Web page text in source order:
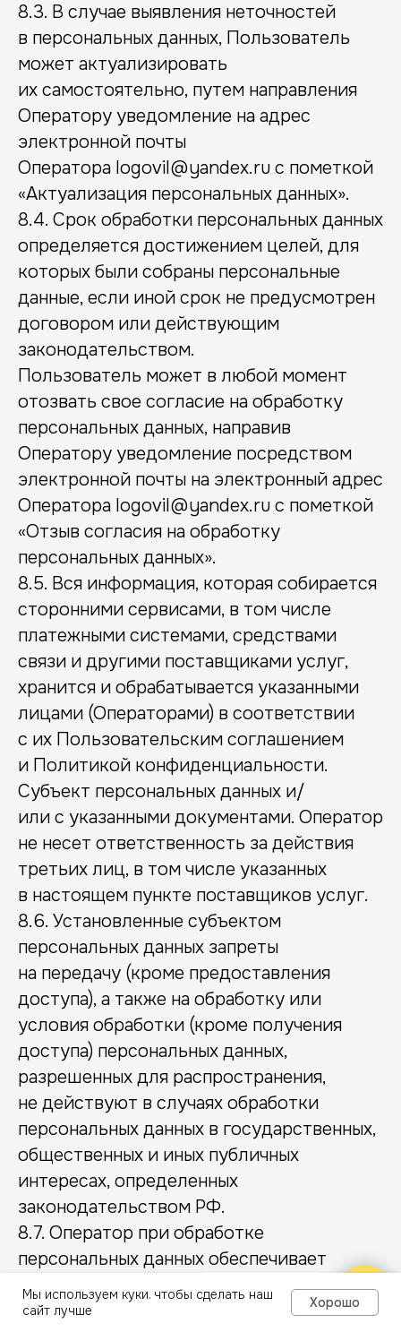
Мы используем куки. чтобы сделать наш
сайт лучше
Хорошо
Задайте вопрос
администратору
8.3. В случае выявления неточностей
в персональных данных, Пользователь
может актуализировать
их самостоятельно, путем направления
Оператору уведомление на адрес
электронной почты
Оператора logovil@yandex.ru с пометкой
«Актуализация персональных данных».
8.4. Срок обработки персональных данных
определяется достижением целей, для
которых были собраны персональные
данные, если иной срок не предусмотрен
договором или действующим
законодательством.
Пользователь может в любой момент
отозвать свое согласие на обработку
персональных данных, направив
Оператору уведомление посредством
электронной почты на электронный адрес
Оператора logovil@yandex.ru с пометкой
«Отзыв согласия на обработку
персональных данных».
8.5. Вся информация, которая собирается
сторонними сервисами, в том числе
платежными системами, средствами
связи и другими поставщиками услуг,
хранится и обрабатывается указанными
лицами (Операторами) в соответствии
с их Пользовательским соглашением
и Политикой конфиденциальности.
Субъект персональных данных и/
или с указанными документами. Оператор
не несет ответственность за действия
третьих лиц, в том числе указанных
в настоящем пункте поставщиков услуг.
8.6. Установленные субъектом
персональных данных запреты
на передачу (кроме предоставления
доступа), а также на обработку или
условия обработки (кроме получения
доступа) персональных данных,
разрешенных для распространения,
не действуют в случаях обработки
персональных данных в государственных,
общественных и иных публичных
интересах, определенных
законодательством РФ.
8.7. Оператор при обработке
персональных данных обеспечивает
конфиденциальность персональных
данных.
НАВИГАЦИЯ
Направления
Подбор занятий
Специалисты
Цены
Отзывы
Акции
Расписание
Нейропсихолог
+7 911 736-62-23
Позвонить в центр
Наши соцсети
+7 911 736-62-23
Написать на WhatsApp
@logovil_admin logovil@yandex.ru
Подготовка к школе
Разработка сайта
Политика конфиденциальности
Согласие об обработке персональных данных
ОГРН: 1057746080985
ИНН: 7718536538